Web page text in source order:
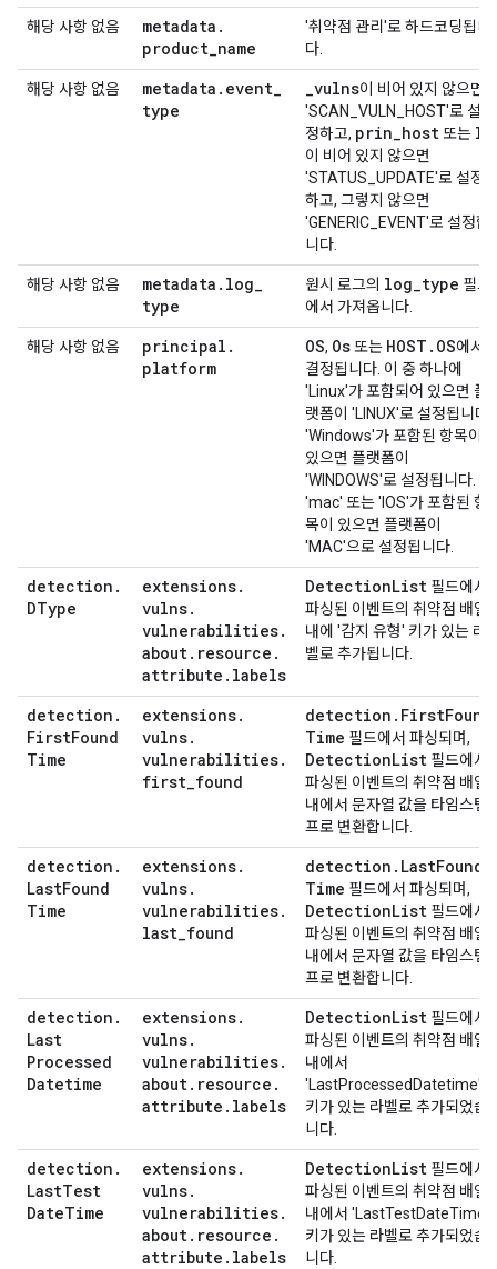
해당 사항 없음 metadata .
product_name
'취약점 관리'로 하드코딩됩니
다.
해당 사항 없음 metadata . event_
type
_vulns이 비어 있지 않으면
'SCAN_VULN_HOST'로 설
정하고, prin_host 또는 IP
이 비어 있지 않으면
'STATUS_UPDATE'로 설정
하고, 그렇지 않으면
'GENERIC_EVENT'로 설정합
니다.
해당 사항 없음 metadata . log_
type
원시 로그의 log_type 필드
에서 가져옵니다.
해당 사항 없음 principal .
platform
OS, Os 또는 HOST . OS에서
결정됩니다. 이 중 하나에
'Linux'가 포함되어 있으면 플
랫폼이 'LINUX'로 설정됩니다.
'Windows'가 포함된 항목이
있으면 플랫폼이
'WINDOWS'로 설정됩니다.
'mac' 또는 'IOS'가 포함된 항
목이 있으면 플랫폼이
'MAC'으로 설정됩니다.
detection .
DType
extensions.
vulns.
vulnerabilities.
about. resource .
attribute . labels
DetectionList 필드에서
파싱된 이벤트의 취약점 배열
내에 '감지 유형' 키가 있는 라
벨로 추가됩니다.
detection .
FirstFound
Time
extensions.
vulns.
vulnerabilities.
first_found
detection . FirstFound
Time 필드에서 파싱되며,
DetectionList 필드에서
파싱된 이벤트의 취약점 배열
내에서 문자열 값을 타임스탬
프로 변환합니다.
detection .
LastFound
Time
extensions.
vulns.
vulnerabilities.
last_found
detection . LastFound
Time 필드에서 파싱되며,
DetectionList 필드에서
파싱된 이벤트의 취약점 배열
내에서 문자열 값을 타임스탬
프로 변환합니다.
detection .
Last
Processed
Datetime
extensions.
vulns.
vulnerabilities.
about. resource .
attribute . labels
DetectionList 필드에서
파싱된 이벤트의 취약점 배열
내에서
'LastProcessedDatetime'
키가 있는 라벨로 추가되었습
니다.
detection .
LastTest
DateTime
extensions.
vulns.
vulnerabilities.
about. resource .
attribute . labels
DetectionList 필드에서
파싱된 이벤트의 취약점 배열
내에서 'LastTestDateTime'
키가 있는 라벨로 추가되었습
니다.